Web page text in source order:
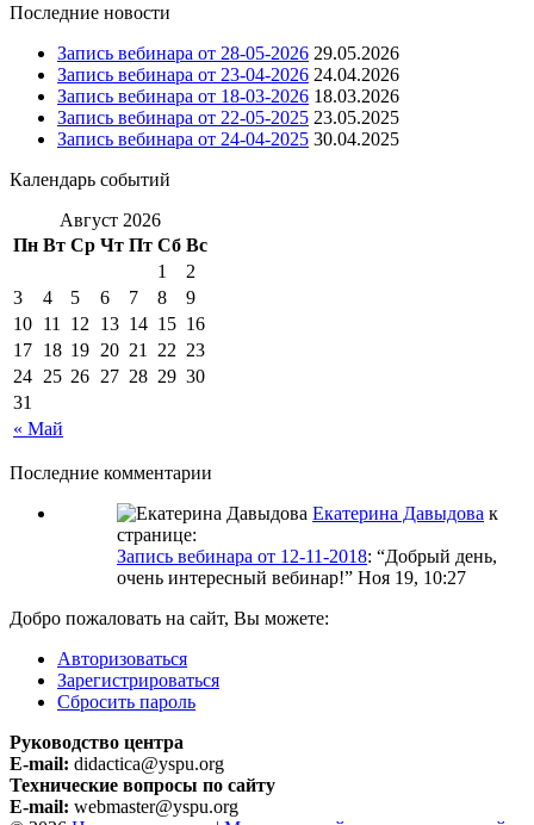
Последние новости
Запись вебинара от 28-05-2026 29.05.2026
Запись вебинара от 23-04-2026 24.04.2026
Запись вебинара от 18-03-2026 18.03.2026
Запись вебинара от 22-05-2025 23.05.2025
Запись вебинара от 24-04-2025 30.04.2025
Календарь событий
Август 2026
Пн Вт Ср Чт Пт Сб Вс
« Май
1
2
3
4 5 6 7 8
9
10 11 12 13 14 15 16
17 18 19 20 21 22 23
24 25 26 27 28 29 30
31
Последние комментарии
Екатерина Давыдова к
странице:
Запись вебинара от 12-11-2018: “Добрый день,
очень интересный вебинар!” Ноя 19, 10:27
Добро пожаловать на сайт, Вы можете:
Авторизоваться
Зарегистрироваться
Сбросить пароль
Руководство центра
E-mail: didactica@yspu.org
Технические вопросы по сайту
E-mail: webmaster@yspu.org